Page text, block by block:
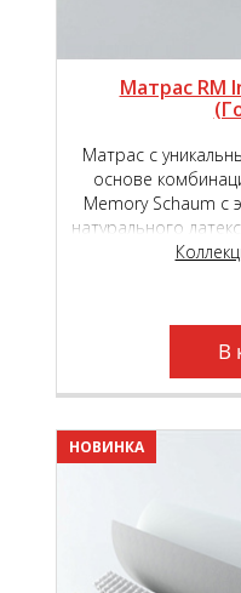
Матрас RM
Матрас с
основе
Memory Schaum
натурального
основной
В
НОВИНКА